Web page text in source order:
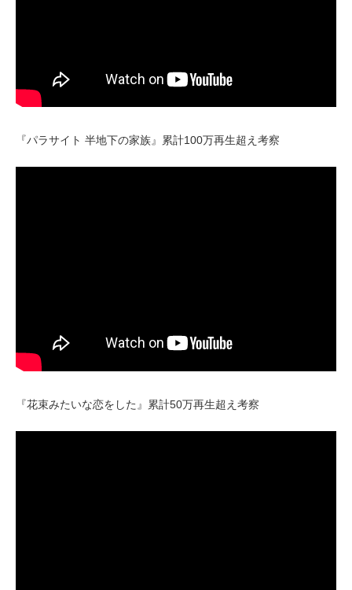
『パラサイト 半地下の家族』累計100万再生超え考察
『花束みたいな恋をした』累計50万再生超え考察